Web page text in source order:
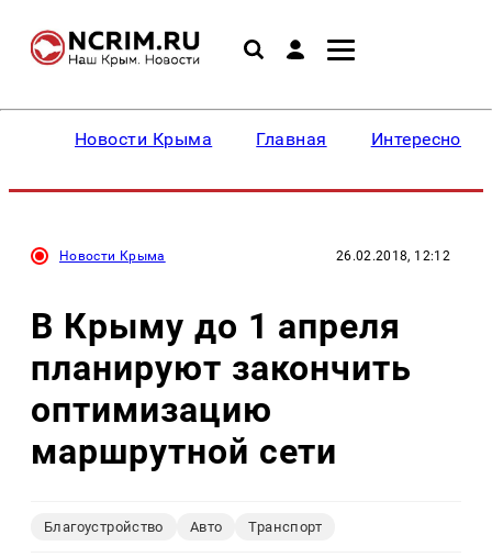
Новости Крыма Главная Интересное
Новости Крыма 26.02.2018, 12:12
В Крыму до 1 апреля
планируют закончить
оптимизацию
маршрутной сети
Благоустройство Авто Транспорт